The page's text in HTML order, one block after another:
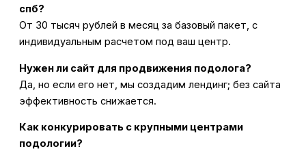
спб?
От 30 тысяч рублей в месяц за базовый пакет, с
индивидуальным расчетом под ваш центр.
Нужен ли сайт для продвижения подолога?
Да, но если его нет, мы создадим лендинг; без сайта
эффективность снижается.
Как конкурировать с крупными центрами
подологии?